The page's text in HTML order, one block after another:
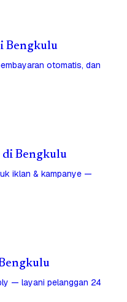
Bengkulu
otomatis, dan
di Bengkulu
iklan & kampanye —
— layani pelanggan 24